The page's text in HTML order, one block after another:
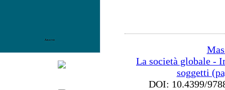
La società globale -
soggetti
DOI: 10.4399/